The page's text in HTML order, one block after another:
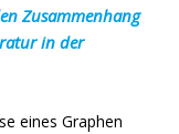
Zusammenhang
in der
eines Graphen